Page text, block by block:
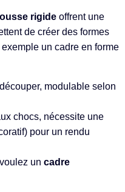
rigide offrent une
de créer des formes
un cadre en forme
modulable selon
chocs, nécessite une
pour un rendu
un cadre